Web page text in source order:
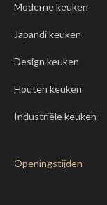
Moderne keuken
Japandi keuken
Design keuken
Houten keuken
Industriële keuken
Openingstijden